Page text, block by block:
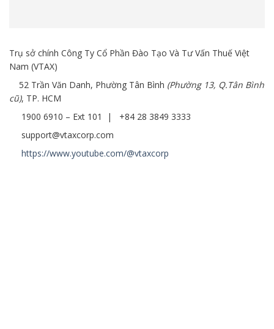
Trụ sở chính Công Ty Cổ Phần Đào Tạo Và Tư Vấn Thuế Việt
Nam (VTAX)
52 Trần Văn Danh, Phường Tân Bình (Phường 13, Q.Tân Bình
cũ), TP. HCM
1900 6910 – Ext 101 | +84 28 3849 3333
support@vtaxcorp.com
https://www.youtube.com/@vtaxcorp